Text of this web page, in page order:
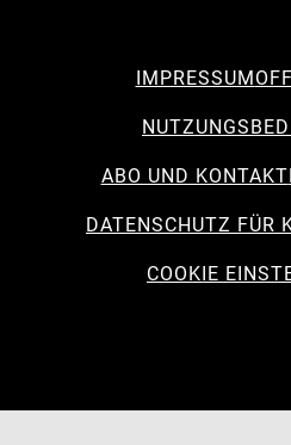
IMPRESSUM
ABO UND KONTAKT
DATENSCHUTZ FÜR
COOKIE